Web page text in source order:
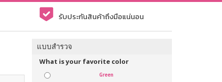
รับประกันสินค้าถึงมือแน่นอน
แบบสำรวจ
What is your favorite color
Green